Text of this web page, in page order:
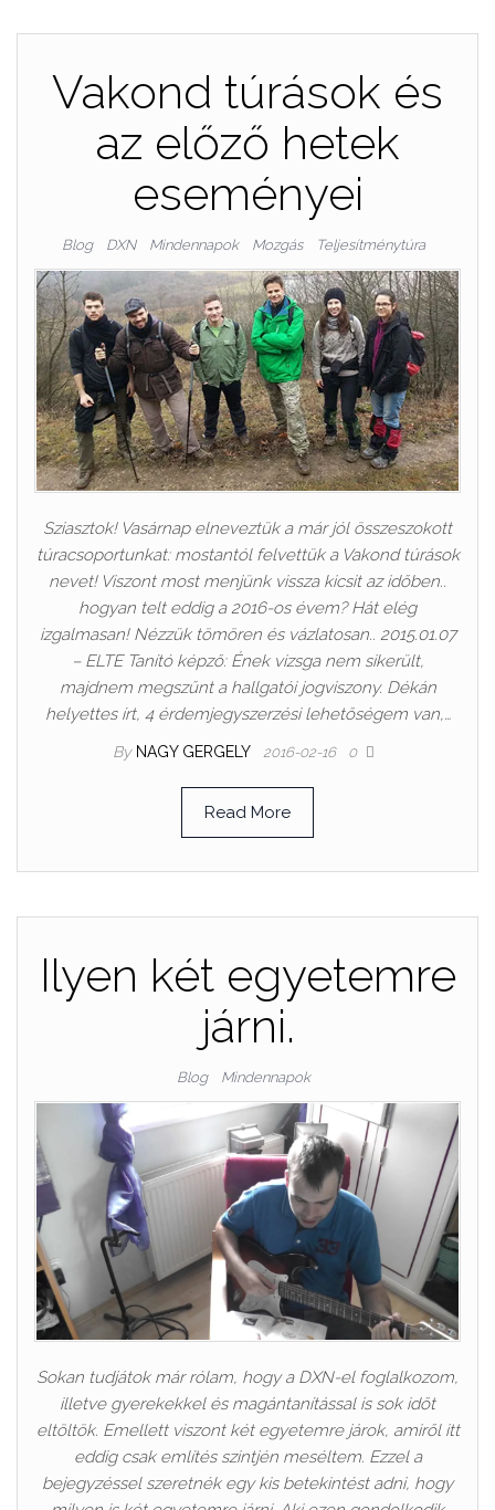
Vakond túrások és
az előző hetek
eseményei
Blog DXN Mindennapok Mozgás Teljesítménytúra
Sziasztok! Vasárnap elneveztük a már jól összeszokott
túracsoportunkat: mostantól felvettük a Vakond túrások
nevet! Viszont most menjünk vissza kicsit az időben..
hogyan telt eddig a 2016-os évem? Hát elég
izgalmasan! Nézzük tömören és vázlatosan.. 2015.01.07
– ELTE Tanító képző: Ének vizsga nem sikerült,
majdnem megszűnt a hallgatói jogviszony. Dékán
helyettes írt, 4 érdemjegyszerzési lehetőségem van,…
By NAGY GERGELY 2016-02-16 0
Read More
Ilyen két egyetemre
járni.
Blog Mindennapok
Sokan tudjátok már rólam, hogy a DXN-el foglalkozom,
illetve gyerekekkel és magántanítással is sok időt
eltöltök. Emellett viszont két egyetemre járok, amiről itt
eddig csak említés szintjén meséltem. Ezzel a
bejegyzéssel szeretnék egy kis betekintést adni, hogy